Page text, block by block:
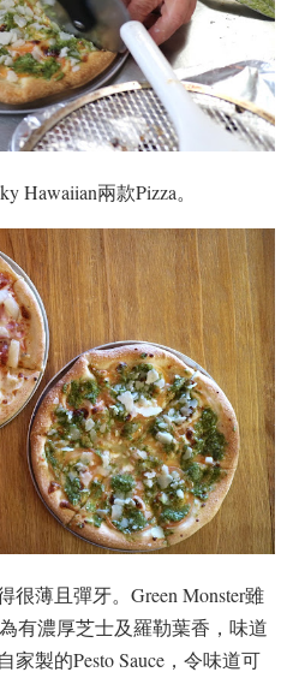
Hawaiian兩款Pizza。
很薄且彈牙。Green Monster雖
有濃厚芝士及羅勒葉香，味道
製的Pesto Sauce，令味道可